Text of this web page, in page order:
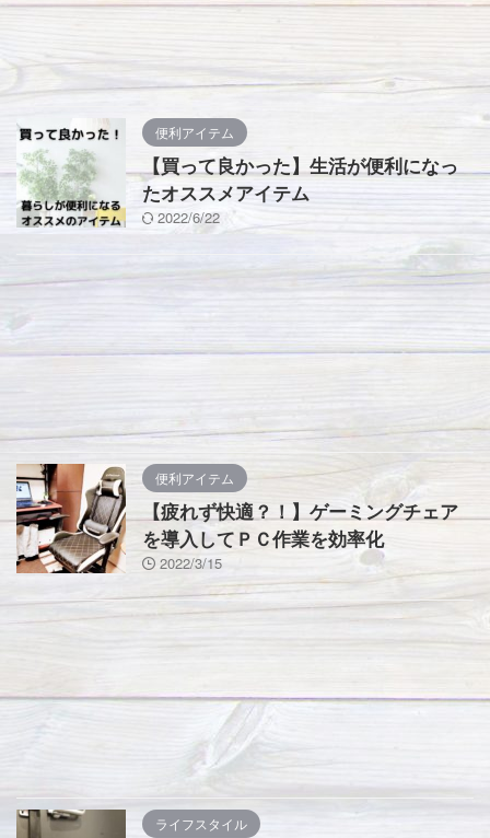
便利アイテム
【買って良かった】生活が便利になっ
たオススメアイテム
2022/6/22
便利アイテム
【疲れず快適？！】ゲーミングチェア
を導入してＰＣ作業を効率化
2022/3/15
ライフスタイル